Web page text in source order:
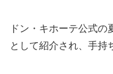
ドン・キホーテ公式の
として紹介され、手持